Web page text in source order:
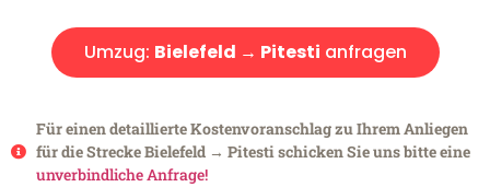
Umzug: Bielefeld → Pitesti anfragen
Für einen detaillierte Kostenvoranschlag zu Ihrem Anliegen
für die Strecke Bielefeld → Pitesti schicken Sie uns bitte eine
unverbindliche Anfrage!